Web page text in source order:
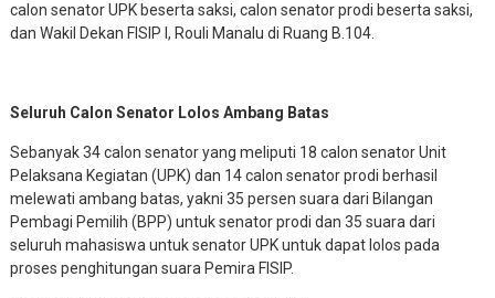
calon senator UPK beserta saksi, calon senator prodi beserta saksi,
dan Wakil Dekan FISIP I, Rouli Manalu di Ruang B.104.
Seluruh Calon Senator Lolos Ambang Batas
Sebanyak 34 calon senator yang meliputi 18 calon senator Unit
Pelaksana Kegiatan (UPK) dan 14 calon senator prodi berhasil
melewati ambang batas, yakni 35 persen suara dari Bilangan
Pembagi Pemilih (BPP) untuk senator prodi dan 35 suara dari
seluruh mahasiswa untuk senator UPK untuk dapat lolos pada
proses penghitungan suara Pemira FISIP.